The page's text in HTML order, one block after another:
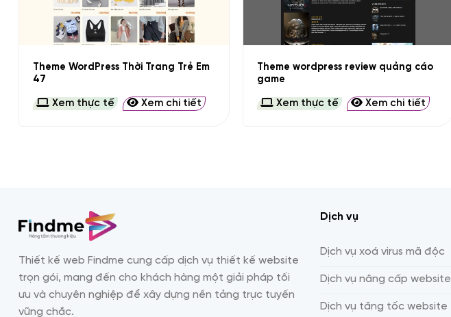
Theme WordPress Thời Trang Trẻ Em
47
Xem thực tế Xem chi tiết
Theme wordpress review quảng cáo
game
Xem thực tế Xem chi tiết
Thiết kế web Findme cung cấp dịch vụ thiết kế website
trọn gói, mang đến cho khách hàng một giải pháp tối
ưu và chuyên nghiệp để xây dựng nền tảng trực tuyến
vững chắc.
Dịch vụ
Dịch vụ xoá virus mã độc
Dịch vụ nâng cấp website
Dịch vụ tăng tốc website